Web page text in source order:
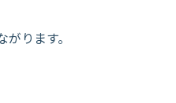
ります。